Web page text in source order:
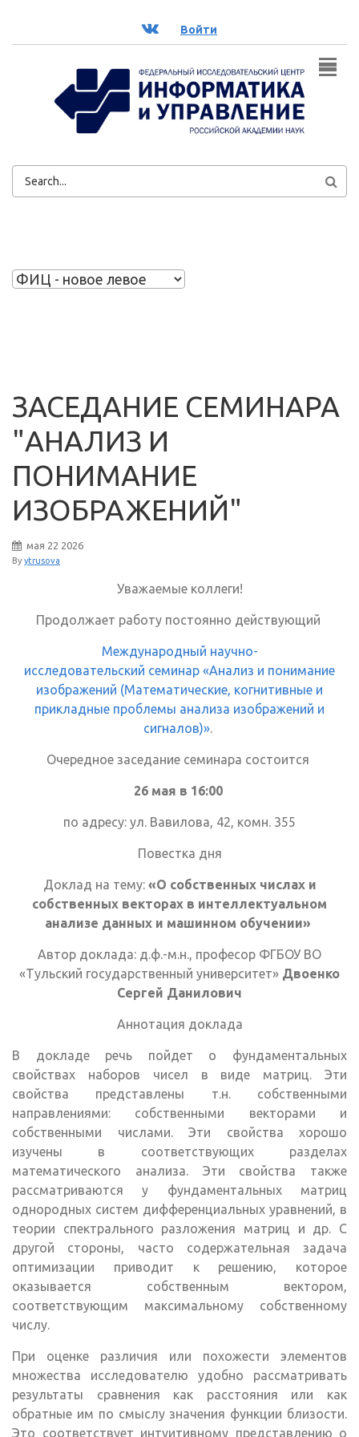
ВК Войти
ФОРМА
ЗАСЕДАНИЕ СЕМИНАРА
"АНАЛИЗ И
ПОНИМАНИЕ
ИЗОБРАЖЕНИЙ"
мая 22 2026
By ytrusova
Уважаемые коллеги!
Продолжает работу постоянно действующий
Международный научно-
исследовательский семинар «Анализ и понимание
изображений (Математические, когнитивные и
прикладные проблемы анализа изображений и
сигналов)».
Очередное заседание семинара состоится
26 мая в 16:00
по адресу: ул. Вавилова, 42, комн. 355
Повестка дня
Доклад на тему: «О собственных числах и
собственных векторах в интеллектуальном
анализе данных и машинном обучении»
Автор доклада: д.ф.-м.н., професор ФГБОУ ВО
«Тульский государственный университет» Двоенко
Сергей Данилович
Аннотация доклада
В докладе речь пойдет о фундаментальных
свойствах наборов чисел в виде матриц. Эти
свойства представлены т.н. собственными
направлениями: собственными векторами и
собственными числами. Эти свойства хорошо
изучены в соответствующих разделах
математического анализа. Эти свойства также
рассматриваются у фундаментальных матриц
однородных систем дифференциальных уравнений, в
теории спектрального разложения матриц и др. С
другой стороны, часто содержательная задача
оптимизации приводит к решению, которое
оказывается собственным вектором,
соответствующим максимальному собственному
числу.
При оценке различия или похожести элементов
множества исследователю удобно рассматривать
результаты сравнения как расстояния или как
обратные им по смыслу значения функции близости.
Это соответствует интуитивному представлению о